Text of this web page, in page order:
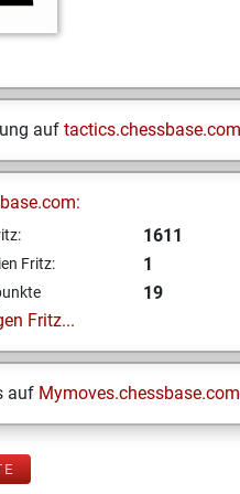
auf tactics.chessbase.com
1611
Fritz: 1
19
Fritz...
auf Mymoves.chessbase.com